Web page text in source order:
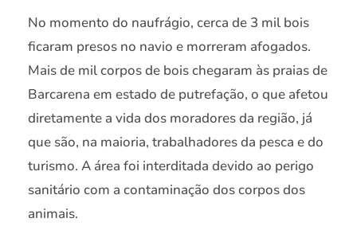
No momento do naufrágio, cerca de 3 mil bois
ficaram presos no navio e morreram afogados.
Mais de mil corpos de bois chegaram às praias de
Barcarena em estado de putrefação, o que afetou
diretamente a vida dos moradores da região, já
que são, na maioria, trabalhadores da pesca e do
turismo. A área foi interditada devido ao perigo
sanitário com a contaminação dos corpos dos
animais.